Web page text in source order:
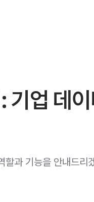
기업 데
과 기능을 안내드리